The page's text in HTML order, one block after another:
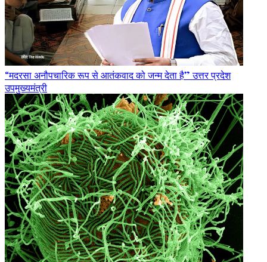
“मदरसा अनौपचारिक रूप से आतंकवाद को जन्म देता है” उत्तर प्रदेश
उपमुख्यमंत्री